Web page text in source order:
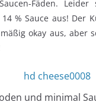
Fäden.
% Sauce aus! Der
okay aus, aber
und minimal